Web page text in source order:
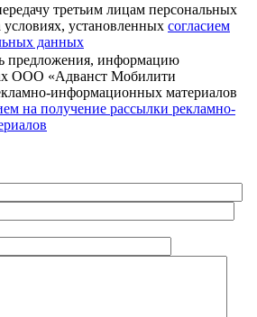
третьим лицам персональных
установленных согласием
данных
предложения, информацию
ООО «Адванст Мобилити
информационных материалов
на получение рассылки рекламно-